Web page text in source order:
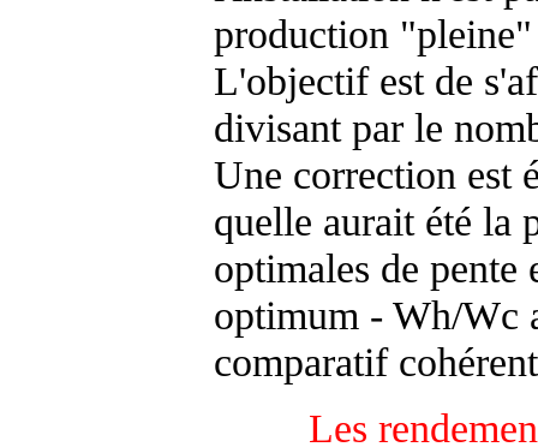
production "pleine"
L'objectif est de
divisant par le
Une correction est
quelle aurait été la
optimales de
optimum - Wh/Wc
comparatif
Les